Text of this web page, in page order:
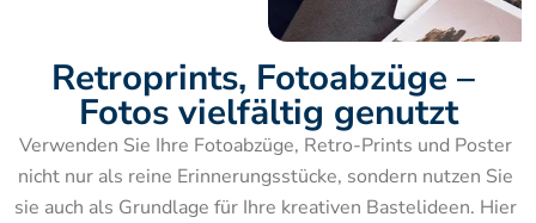
Retroprints, Fotoabzüge –
Fotos vielfältig genutzt
Verwenden Sie Ihre Fotoabzüge, Retro-Prints und Poster
nicht nur als reine Erinnerungsstücke, sondern nutzen Sie
sie auch als Grundlage für Ihre kreativen Bastelideen. Hier